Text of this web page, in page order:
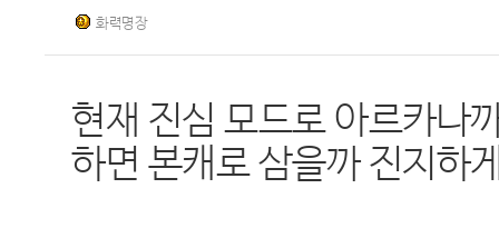
화력명장
현재 진심 모드로 아르카나
하면 본캐로 삼을까 진지하